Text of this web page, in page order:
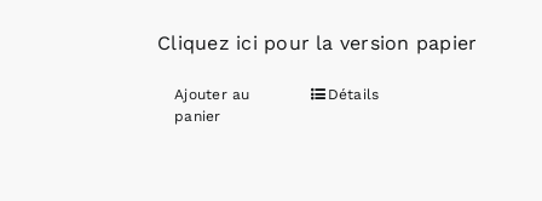
Cliquez ici pour la version papier
Ajouter au
panier
Détails